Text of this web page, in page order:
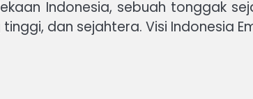
Indonesia, sebuah tonggak
dan sejahtera. Visi Indonesia